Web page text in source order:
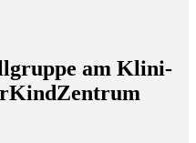
am Kli­ni­